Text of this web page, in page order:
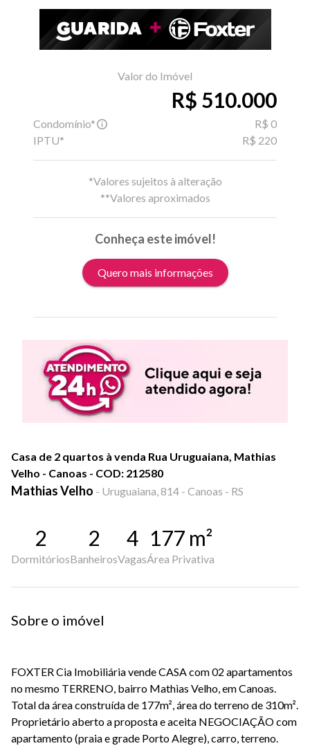
Valor do Imóvel
R$ 510.000
Condomínio*
R$ 0
IPTU*
R$ 220
*Valores sujeitos à alteração
**Valores aproximados
Conheça este imóvel!
Quero mais informações
Casa de 2 quartos à venda Rua Uruguaiana, Mathias
Velho - Canoas - COD: 212580
Mathias Velho - Uruguaiana, 814 - Canoas - RS
2
Dormitórios
2
Banheiros
4
Vagas
177 m²
Área Privativa
Sobre o imóvel
FOXTER Cia Imobiliária vende CASA com 02 apartamentos
no mesmo TERRENO, bairro Mathias Velho, em Canoas.
Total da área construída de 177m², área do terreno de 310m².
Proprietário aberto a proposta e aceita NEGOCIAÇÃO com
apartamento (praia e grade Porto Alegre), carro, terreno.